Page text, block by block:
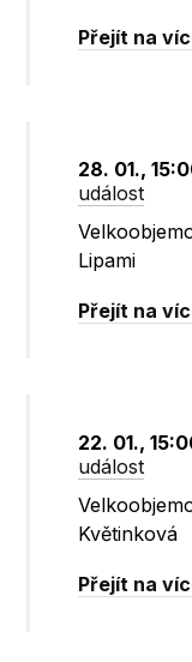
Přejít na
28. 01.,
událost
Lipami
Přejít na
22. 01.,
událost
Květinková
Přejít na